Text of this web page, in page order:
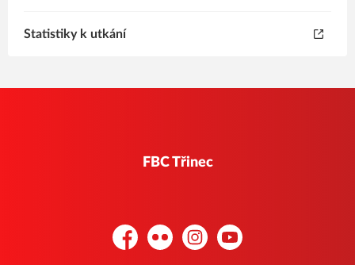
Statistiky k utkání
FBC Třinec
FacebookFlickr InstagramYouTube